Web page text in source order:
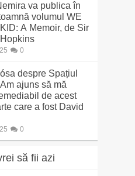
va publica în
volumul WE
A Memoir, de Sir
0
despre Spațiul
ajuns să mă
de acest
care a fost David
0
să fii azi